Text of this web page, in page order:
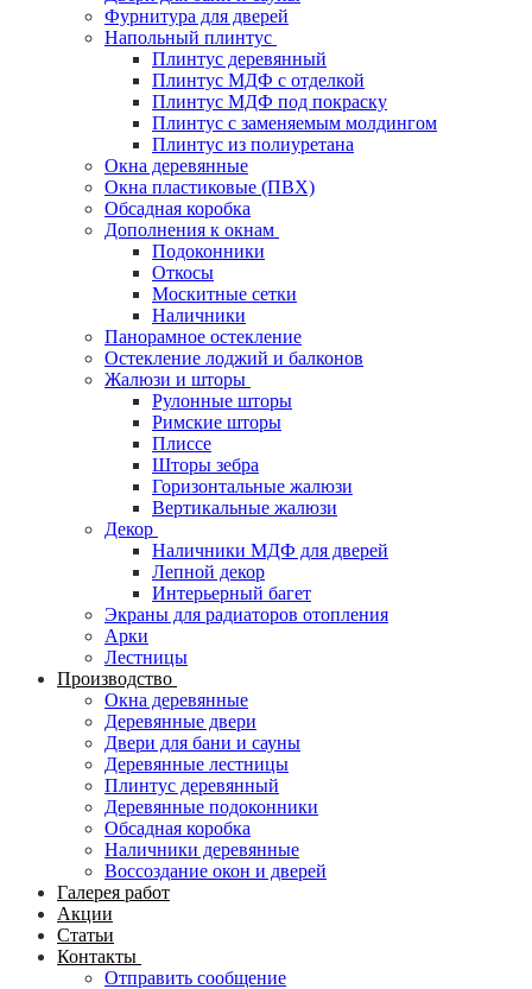
Фурнитура для дверей
Напольный плинтус
Плинтус деревянный
Плинтус МДФ с отделкой
Плинтус МДФ под покраску
Плинтус с заменяемым молдингом
Плинтус из полиуретана
Окна деревянные
Окна пластиковые (ПВХ)
Обсадная коробка
Дополнения к окнам
Подоконники
Откосы
Москитные сетки
Наличники
Панорамное остекление
Остекление лоджий и балконов
Жалюзи и шторы
Рулонные шторы
Римские шторы
Плиссе
Шторы зебра
Горизонтальные жалюзи
Вертикальные жалюзи
Декор
Наличники МДФ для дверей
Лепной декор
Интерьерный багет
Экраны для радиаторов отопления
Арки
Лестницы
Производство
Окна деревянные
Деревянные двери
Двери для бани и сауны
Деревянные лестницы
Плинтус деревянный
Деревянные подоконники
Обсадная коробка
Наличники деревянные
Воссоздание окон и дверей
Галерея работ
Акции
Статьи
Контакты
Отправить сообщение